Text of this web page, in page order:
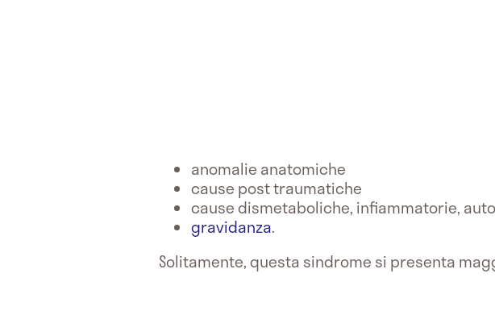
anomalie anatomiche
cause post traumatiche
cause dismetaboliche, infiammatorie,
gravidanza.
Solitamente, questa sindrome si presenta